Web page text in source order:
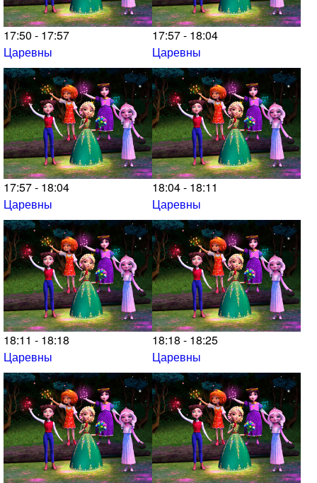
17:50 - 17:57
Царевны
17:57 - 18:04
Царевны
17:57 - 18:04
Царевны
18:04 - 18:11
Царевны
18:11 - 18:18
Царевны
18:18 - 18:25
Царевны